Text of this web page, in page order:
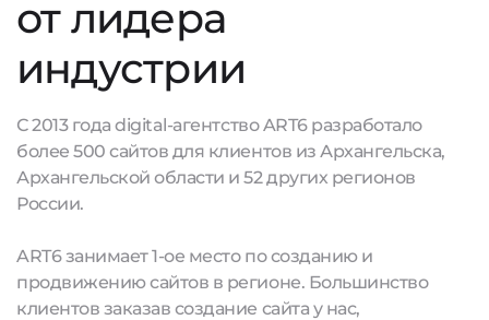
от лидера
индустрии
С 2013 года digital-агентство ART6 разработало
более 500 сайтов для клиентов из Архангельска,
Архангельской области и 52 других регионов
России.
ART6 занимает 1-ое место по созданию и
продвижению сайтов в регионе. Большинство
клиентов заказав создание сайта у нас,